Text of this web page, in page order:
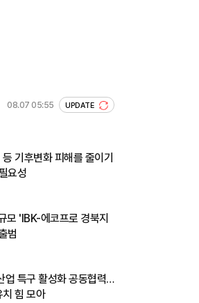
08.07 05:55 UPDATE
기후변화 피해를 줄이기
요성
모 'IBK-에코프로 경북지
범
업 특구 활성화 공동협력…
힘 모아